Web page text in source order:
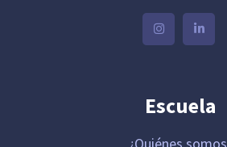
Escuela
¿Quiénes